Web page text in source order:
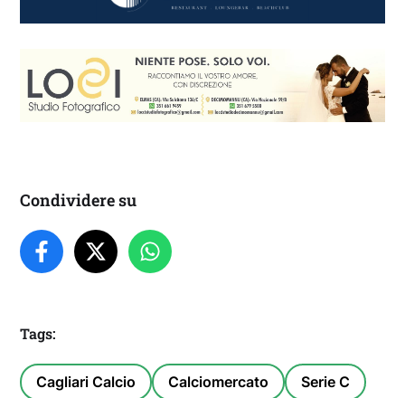
Condividere su
Tags:
Cagliari Calcio Calciomercato Serie C